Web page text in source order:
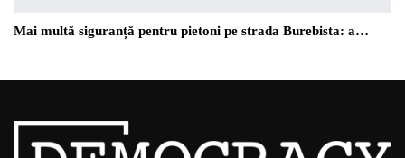
Mai multă siguranță pentru pietoni pe strada Burebista: a…